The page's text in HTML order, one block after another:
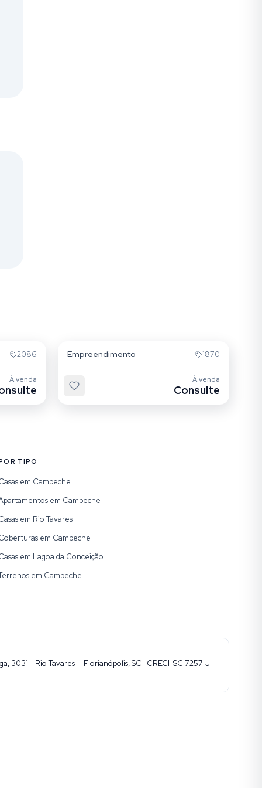
2086
À venda
Empreendimento 1870
À venda
Consulte
TIPO
em Campeche
em Campeche
em Rio Tavares
em Campeche
em Lagoa da Conceição
em Campeche
3031 - Rio Tavares — Florianópolis, SC · CRECI-SC 7257-J